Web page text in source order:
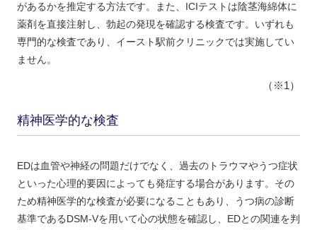
があるかを推定する方法です。また、ICIテストは陰茎海綿体に
薬剤を直接注射し、勃起の発現を確認する検査です。いずれも
専門的な検査であり、イースト駅前クリニックでは実施してい
ません。
（※1）
精神医学的な検査
EDは血管や神経の問題だけでなく、過去のトラウマやうつ症状
といった心理的要因によっても発症する場合があります。その
ため精神医学的な検査が必要になることもあり、うつ病の診断
基準であるDSM-Vを用いて心の状態を確認し、EDとの関連を判